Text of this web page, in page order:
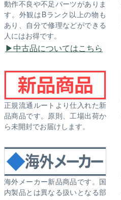
動作不良や不足パーツがありま
す。外観はBランク以上の物も
あり、自分で修理などができる
人にはお得です。
中古品についてはこちら
正規流通ルートより仕入れた新
品商品です。原則、工場出荷か
ら未開封でお届けします。
海外メーカー新品商品です。国
内製品とは異なる扱いとなる部